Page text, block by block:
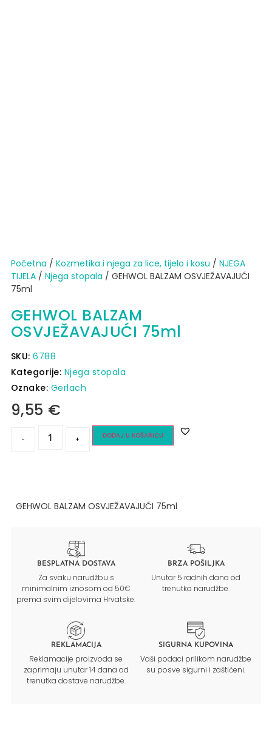
Početna / Kozmetika i njega za lice, tijelo i kosu / NJEGA
TIJELA/ Njega stopala / GEHWOL BALZAM OSVJEŽAVAJUĆI
75ml
GEHWOL BALZAM
OSVJEŽAVAJUĆI 75ml
SKU:6788
Kategorije: Njega stopala
Oznake: Gerlach
9,55 €
- + DODAJ U KOŠARICU
GEHWOL BALZAM OSVJEŽAVAJUĆI 75ml
BESPLATNA DOSTAVA
Za svaku narudžbu s
minimalnim iznosom od 50€
prema svim dijelovima Hrvatske.
BRZA POŠILJKA
Unutar 5 radnih dana od
trenutka narudžbe.
REKLAMACIJA
Reklamacije proizvoda se
zaprimaju unutar 14 dana od
trenutka dostave narudžbe.
SIGURNA KUPOVINA
Vaši podaci prilikom narudžbe
su posve sigurni i zaštićeni.